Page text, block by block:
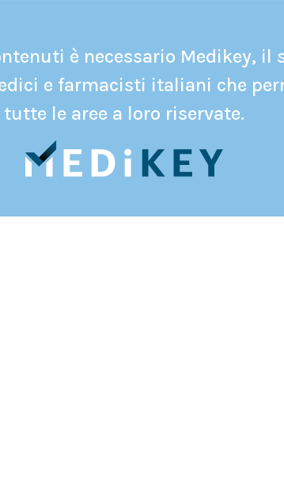
è necessario Medikey, il
e farmacisti italiani che
tutte le aree a loro riservate.